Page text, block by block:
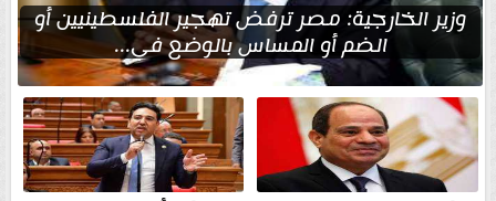
وزير الخارجية: مصر ترفض تهجير الفلسطينيين أو
الضم أو المساس بالوضع في...